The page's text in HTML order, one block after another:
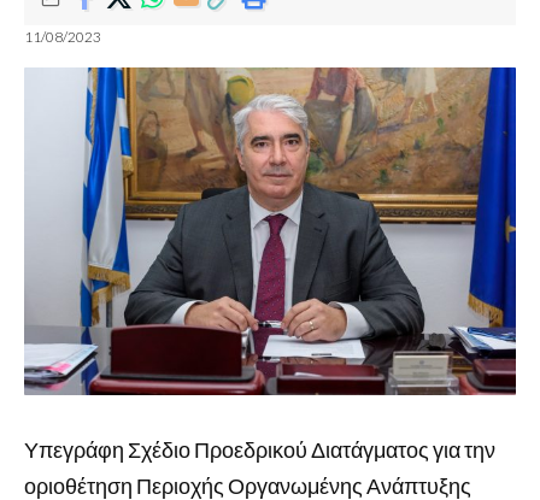
11/08/2023
Υπεγράφη Σχέδιο Προεδρικού Διατάγματος για την
οριοθέτηση Περιοχής Οργανωμένης Ανάπτυξης